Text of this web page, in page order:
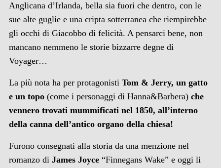
Anglicana d’Irlanda, bella sia fuori che dentro, con le
sue alte guglie e una cripta sotterranea che riempirebbe
gli occhi di Giacobbo di felicità. A pensarci bene, non
mancano nemmeno le storie bizzarre degne di
Voyager…
La più nota ha per protagonisti Tom & Jerry, un gatto
e un topo(come i personaggi di Hanna&Barbera)che
vennero trovati mummificati nel 1850, all’interno
della canna dell’antico organo della chiesa!
Furono consegnati alla storia da una menzione nel
romanzo di James Joyce“Finnegans Wake” e oggi li